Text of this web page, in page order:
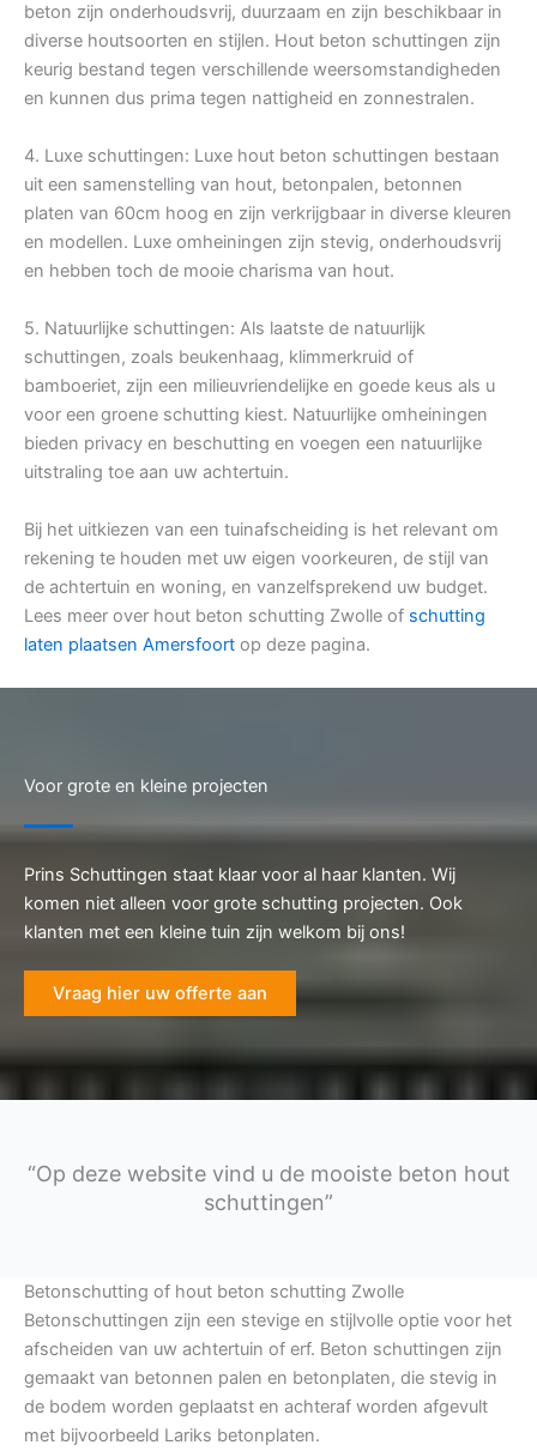
beton zijn onderhoudsvrij, duurzaam en zijn beschikbaar in
diverse houtsoorten en stijlen. Hout beton schuttingen zijn
keurig bestand tegen verschillende weersomstandigheden
en kunnen dus prima tegen nattigheid en zonnestralen.
4. Luxe schuttingen: Luxe hout beton schuttingen bestaan
uit een samenstelling van hout, betonpalen, betonnen
platen van 60cm hoog en zijn verkrijgbaar in diverse kleuren
en modellen. Luxe omheiningen zijn stevig, onderhoudsvrij
en hebben toch de mooie charisma van hout.
5. Natuurlijke schuttingen: Als laatste de natuurlijk
schuttingen, zoals beukenhaag, klimmerkruid of
bamboeriet, zijn een milieuvriendelijke en goede keus als u
voor een groene schutting kiest. Natuurlijke omheiningen
bieden privacy en beschutting en voegen een natuurlijke
uitstraling toe aan uw achtertuin.
Bij het uitkiezen van een tuinafscheiding is het relevant om
rekening te houden met uw eigen voorkeuren, de stijl van
de achtertuin en woning, en vanzelfsprekend uw budget.
Lees meer over hout beton schutting Zwolle of schutting
laten plaatsen Amersfoort op deze pagina.
Voor grote en kleine projecten
Prins Schuttingen staat klaar voor al haar klanten. Wij
komen niet alleen voor grote schutting projecten. Ook
klanten met een kleine tuin zijn welkom bij ons!
Vraag hier uw offerte aan
“Op deze website vind u de mooiste beton hout
schuttingen”
Betonschutting of hout beton schutting Zwolle
Betonschuttingen zijn een stevige en stijlvolle optie voor het
afscheiden van uw achtertuin of erf. Beton schuttingen zijn
gemaakt van betonnen palen en betonplaten, die stevig in
de bodem worden geplaatst en achteraf worden afgevult
met bijvoorbeeld Lariks betonplaten.